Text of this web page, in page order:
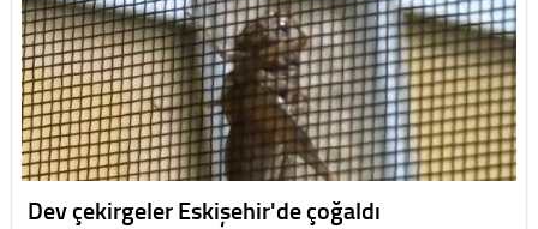
Dev çekirgeler Eskişehir'de çoğaldı